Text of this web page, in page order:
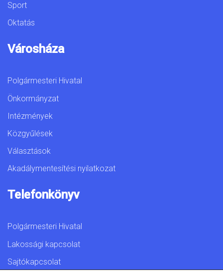
Sport
Oktatás
Városháza
Polgármesteri Hivatal
Önkormányzat
Intézmények
Közgyűlések
Választások
Akadálymentesítési nyilatkozat
Telefonkönyv
Polgármesteri Hivatal
Lakossági kapcsolat
Sajtókapcsolat